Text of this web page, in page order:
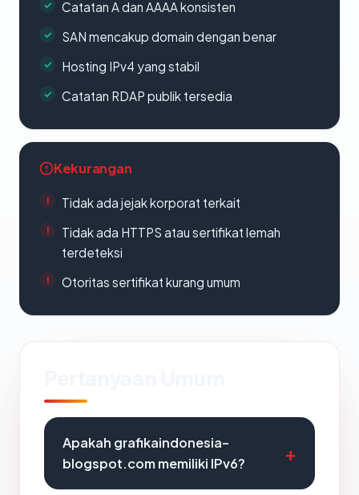
Catatan A dan AAAA konsisten
SAN mencakup domain dengan benar
Hosting IPv4 yang stabil
Catatan RDAP publik tersedia
Kekurangan
Tidak ada jejak korporat terkait
Tidak ada HTTPS atau sertifikat lemah
terdeteksi
Otoritas sertifikat kurang umum
Apakah grafikaindonesia-
blogspot.com memiliki IPv6?